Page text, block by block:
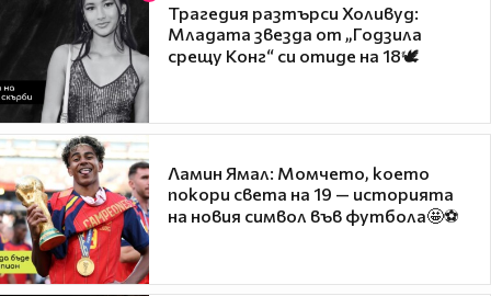
Трагедия разтърси Холивуд:
Младата звезда от „Годзила
срещу Конг“ си отиде на 18🕊️
Ламин Ямал: Момчето, което
покори света на 19 — историята
на новия символ във футбола🤩⚽